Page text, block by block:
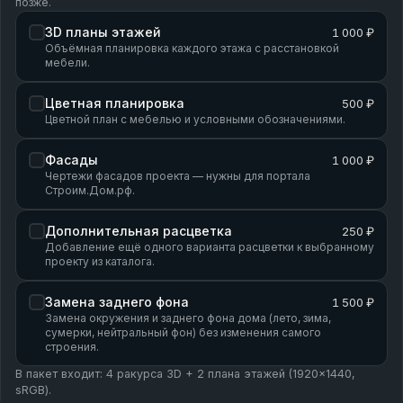
3D планы этажей 1 000 ₽
Объёмная планировка каждого этажа с расстановкой
мебели.
Цветная планировка 500 ₽
Цветной план с мебелью и условными обозначениями.
Фасады 1 000 ₽
Чертежи фасадов проекта — нужны для портала
Строим.Дом.рф.
Дополнительная расцветка 250 ₽
Добавление ещё одного варианта расцветки к выбранному
проекту из каталога.
Замена заднего фона 1 500 ₽
Замена окружения и заднего фона дома (лето, зима,
сумерки, нейтральный фон) без изменения самого
строения.
В пакет входит: 4 ракурса 3D + 2 плана этажей (1920×1440,
sRGB).